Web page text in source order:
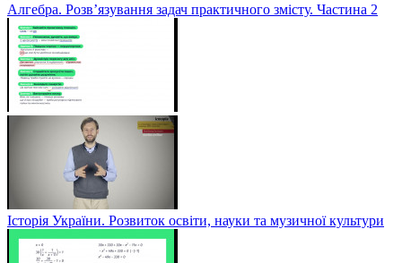
Алгебра. Розв’язування задач практичного змісту. Частина 2
Історія України. Розвиток освіти, науки та музичної культури